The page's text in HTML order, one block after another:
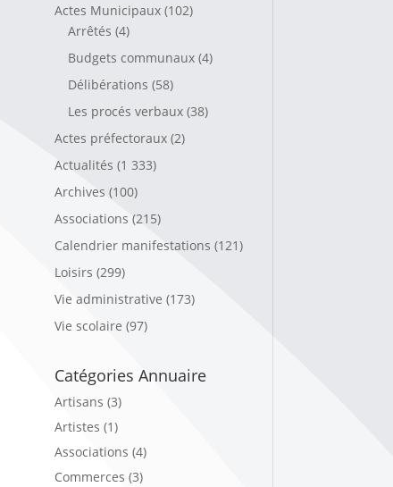
Actes Municipaux(102)
Arrêtés (4)
Budgets communaux(4)
Délibérations (58)
Les procés verbaux(38)
Actes préfectoraux(2)
Actualités (1 333)
Archives (100)
Associations (215)
Calendrier manifestations (121)
Loisirs (299)
Vie administrative (173)
Vie scolaire (97)
Catégories Annuaire
Artisans (3)
Artistes (1)
Associations (4)
Commerces (3)